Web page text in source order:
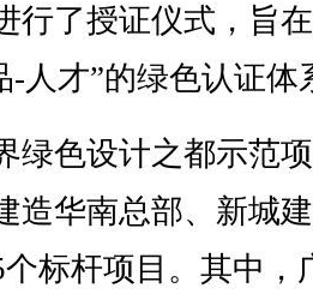
行了授证仪式，旨
-人才”的绿色认证体
色设计之都示范
造华南总部、新城
标杆项目。其中，